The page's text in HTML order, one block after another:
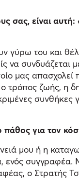
είναι αυτή:
του και
να συνδυάζεται
μας απασχολεί
ζωής, η
συνθήκες
πάθος για τον
μου ή η
ενός
ο Στρατής